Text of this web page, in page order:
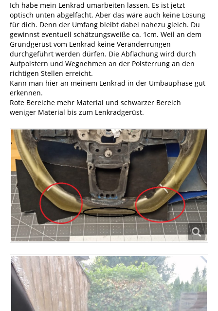
Ich habe mein Lenkrad umarbeiten lassen. Es ist jetzt
optisch unten abgelfacht. Aber das wäre auch keine Lösung
für dich. Denn der Umfang bleibt dabei nahezu gleich. Du
gewinnst eventuell schätzungsweiße ca. 1cm. Weil an dem
Grundgerüst vom Lenkrad keine Veränderrungen
durchgeführt werden dürfen. Die Abflachung wird durch
Aufpolstern und Wegnehmen an der Polsterrung an den
richtigen Stellen erreicht.
Kann man hier an meinem Lenkrad in der Umbauphase gut
erkennen.
Rote Bereiche mehr Material und schwarzer Bereich
weniger Material bis zum Lenkradgerüst.